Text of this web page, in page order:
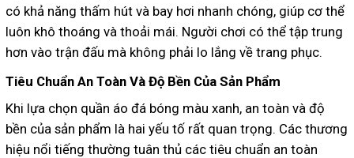
có khả năng thấm hút và bay hơi nhanh chóng, giúp cơ thể
luôn khô thoáng và thoải mái. Người chơi có thể tập trung
hơn vào trận đấu mà không phải lo lắng về trang phục.
Tiêu Chuẩn An Toàn Và Độ Bền Của Sản Phẩm
Khi lựa chọn quần áo đá bóng màu xanh, an toàn và độ
bền của sản phẩm là hai yếu tố rất quan trọng. Các thương
hiệu nổi tiếng thường tuân thủ các tiêu chuẩn an toàn